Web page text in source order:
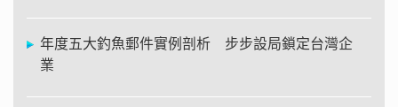
年度五大釣魚郵件實例剖析 步步設局鎖定台灣企
業